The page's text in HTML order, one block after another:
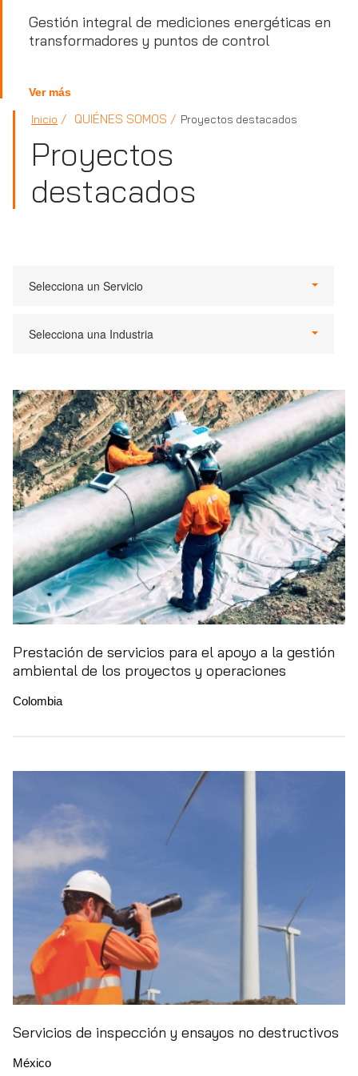
Gestión integral de mediciones energéticas en
transformadores y puntos de control
Ver más
Inicio QUIÉNES SOMOS Proyectos destacados
Proyectos
destacados
Selecciona un Servicio
Selecciona una Industria
Prestación de servicios para el apoyo a la gestión
ambiental de los proyectos y operaciones
Colombia
Servicios de inspección y ensayos no destructivos
México